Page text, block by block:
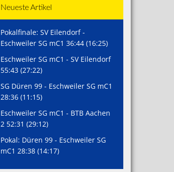
Neueste Artikel
Pokalfinale: SV Eilendorf -
Eschweiler SG mC1 36:44 (16:25)
Eschweiler SG mC1 - SV Eilendorf
55:43 (27:22)
SG Düren 99 - Eschweiler SG mC1
28:36 (11:15)
Eschweiler SG mC1 - BTB Aachen
2 52:31 (29:12)
Pokal: Düren 99 - Eschweiler SG
mC1 28:38 (14:17)